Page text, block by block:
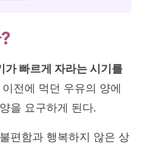
가 빠르게 자라는 시기를
전에 먹던 우유의 양에
을 요구하게 된다.
편함과 행복하지 않은 상